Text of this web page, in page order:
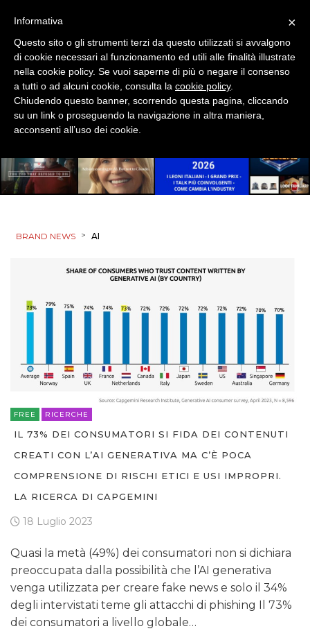
BRAND NEWS > AI
FREE RICERCHE
IL 73% DEI CONSUMATORI SI FIDA DEI CONTENUTI
CREATI CON L’AI GENERATIVA MA C’È POCA
COMPRENSIONE DI RISCHI ETICI E USI IMPROPRI.
LA RICERCA DI CAPGEMINI
18 Luglio 2023
Quasi la metà (49%) dei consumatori non si dichiara
preoccupata dalla possibilità che l’AI generativa
venga utilizzata per creare fake news e solo il 34%
degli intervistati teme gli attacchi di phishing Il 73%
dei consumatori a livello globale…
×
Informativa
Questo sito o gli strumenti terzi da questo utilizzati si avvalgono
di cookie necessari al funzionamento ed utili alle finalità illustrate
nella cookie policy. Se vuoi saperne di più o negare il consenso
a tutti o ad alcuni cookie, consulta la cookie policy.
Chiudendo questo banner, scorrendo questa pagina, cliccando
su un link o proseguendo la navigazione in altra maniera,
acconsenti all’uso dei cookie.